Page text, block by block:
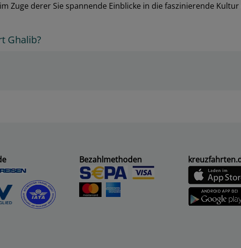
Zuge derer Sie spannende Einblicke in die faszinierende
Ghalib?
Bezahlmethoden